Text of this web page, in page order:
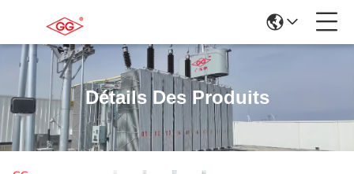
Détails Des Produits